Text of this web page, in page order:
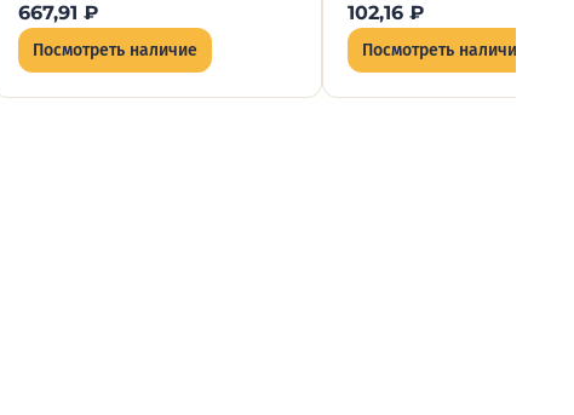
667,91 ₽
Посмотреть наличие
102,16 ₽
Посмотреть наличие